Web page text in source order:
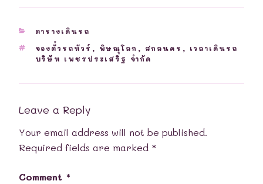
CATEGORIES
ตารางเดินรถ
TAGS
จองตั๋วรถทัวร์ , พิษณุโลก , สกลนคร , เวลาเดินรถ
บริษัท เพชรประเสริฐ จำกัด
Leave a Reply
Your email address will not be published.
Required fields are marked *
Comment *